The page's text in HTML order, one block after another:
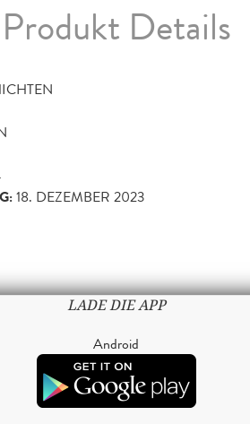
Produkt Details
18. DEZEMBER 2023
LADE DIE APP
Android